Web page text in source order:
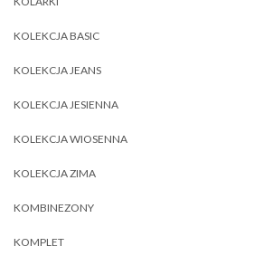
KOLEKCJA BASIC
KOLEKCJA JEANS
KOLEKCJA JESIENNA
KOLEKCJA WIOSENNA
KOLEKCJA ZIMA
KOMBINEZONY
KOMPLET